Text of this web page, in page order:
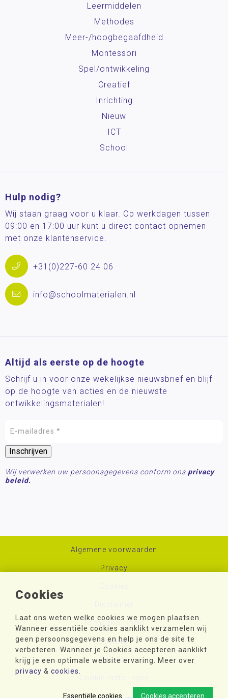
Cookies
Laat ons weten welke cookies we mogen plaatsen.
Wanneer essentiële cookies aanklikt verzamelen wij
geen persoonsgegevens en help je ons de site te
verbeteren. Wanneer je Cookies accepteren aanklikt
krijg je een optimale website ervaring. Meer over
privacy & cookies
Cookies accepteren
Essentiële cookies
Leermiddelen
Methodes
Meer-/hoog­begaafdheid
Montessori
Spel/ontwikkeling
Creatief
Inrichting
Nieuw
ICT
School
Hulp nodig?
Wij staan graag voor u klaar. Op werkdagen tussen
09:00 en 17:00 uur kunt u direct contact opnemen
met onze klantenservice.
+31(0)227-60 24 06
info@schoolmaterialen.nl
Altijd als eerste op de hoogte
Schrijf u in voor onze wekelijkse nieuwsbrief en blijf
op de hoogte van acties en de nieuwste
ontwikkelingsmaterialen!
Wij verwerken uw persoonsgegevens conform ons privacy
beleid.
Algemene voorwaarden
Privacy
Toegankelijkheid
Sitemap
Colofon